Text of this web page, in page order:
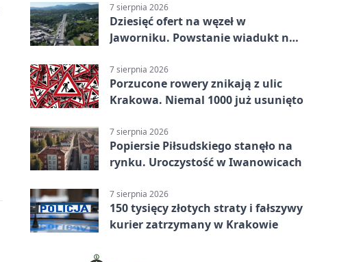
7 sierpnia 2026
Dziesięć ofert na węzeł w
Jaworniku. Powstanie wiadukt nad
7 sierpnia 2026
Porzucone rowery znikają z ulic
Krakowa. Niemal 1000 już usunięto
7 sierpnia 2026
Popiersie Piłsudskiego stanęło na
rynku. Uroczystość w Iwanowicach
7 sierpnia 2026
150 tysięcy złotych straty i fałszywy
kurier zatrzymany w Krakowie